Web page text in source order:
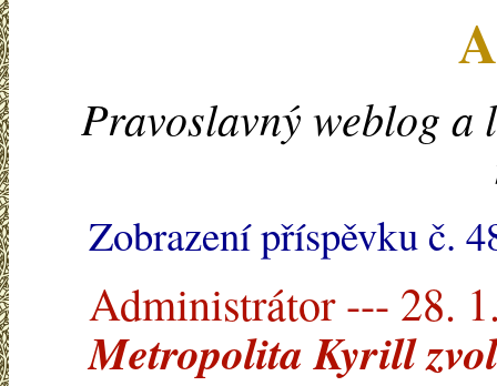
Pravoslavný weblog a
Zobrazení příspěvku č.
Administrátor --- 28.
Metropolita Kyrill